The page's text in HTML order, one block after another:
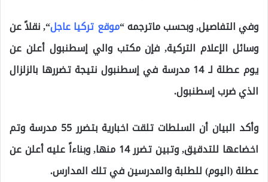
وفي التفاصيل, وبحسب ماترجمه “موقع تركيا عاجل“, نقلاً عن
وسائل الإعلام التركية, فإن مكتب والي إسطنبول أعلن عن
يوم عطلة لـ 14 مدرسة في إسطنبول نتيجة تضررها بالزلزال
الذي ضرب إسطنبول.
وأكد البيان أن السلطات تلقت اخبارية بتضرر 55 مدرسة وتم
اخضاعها للتدقيق, وتبين تضرر 14 منها, وبناءاً عليه أعلن عن
عطلة (اليوم) للطلبة والمدرسين في تلك المدارس.